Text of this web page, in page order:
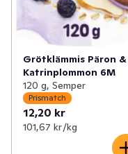
Grötklämmis Päron &
Katrinplommon 6M
120 g, Semper
Prismatch
12,20 kr
101,67 kr /kg